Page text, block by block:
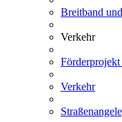
Breitband
Verkehr
Verkehr